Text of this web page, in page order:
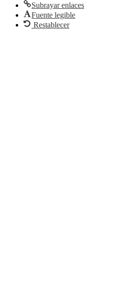
Subrayar enlaces
Fuente legible
Restablecer